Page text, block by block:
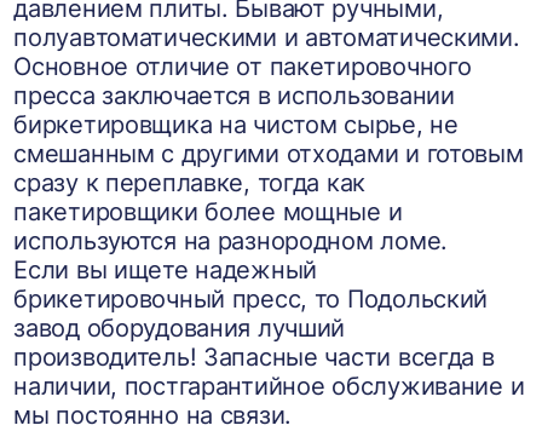
давлением плиты. Бывают ручными,
полуавтоматическими и автоматическими.
Основное отличие от пакетировочного
пресса заключается в использовании
биркетировщика на чистом сырье, не
смешанным с другими отходами и готовым
сразу к переплавке, тогда как
пакетировщики более мощные и
используются на разнородном ломе.
Если вы ищете надежный
брикетировочный пресс, то Подольский
завод оборудования лучший
производитель! Запасные части всегда в
наличии, постгарантийное обслуживание и
мы постоянно на связи.